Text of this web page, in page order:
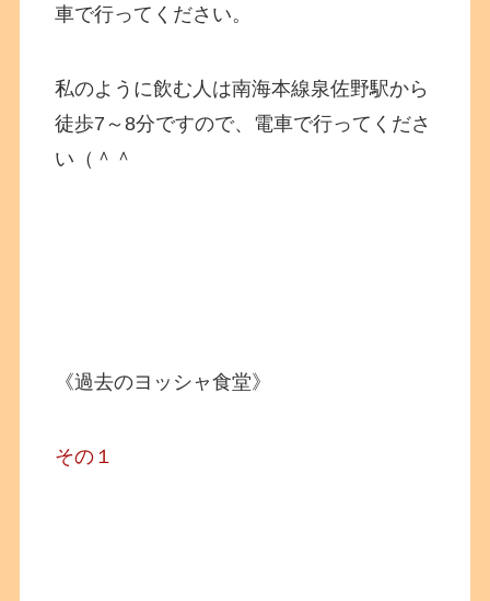
車で行ってください。
私のように飲む人は南海本線泉佐野駅から
徒歩7～8分ですので、電車で行ってくださ
い（＾＾
《過去のヨッシャ食堂》
その１